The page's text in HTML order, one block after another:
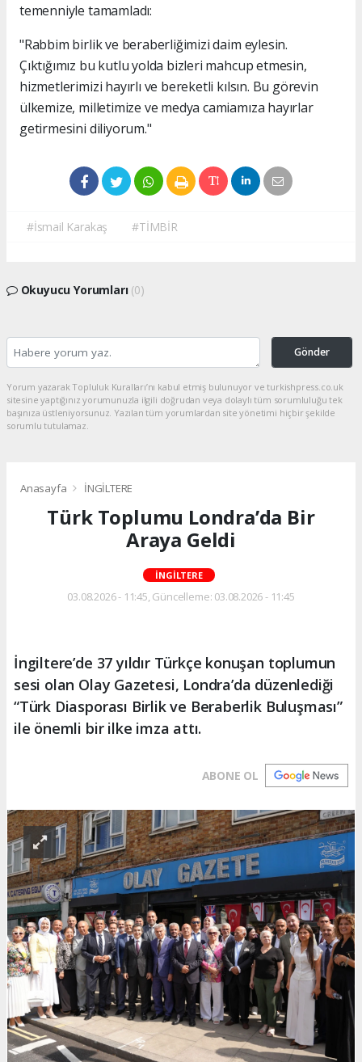
temenniyle tamamladı:
"Rabbim birlik ve beraberliğimizi daim eylesin.
Çıktığımız bu kutlu yolda bizleri mahcup etmesin,
hizmetlerimizi hayırlı ve bereketli kılsın. Bu görevin
ülkemize, milletimize ve medya camiamıza hayırlar
getirmesini diliyorum."
#İsmail Karakaş #TİMBİR
Okuyucu Yorumları (0)
Gönder
Yorum yazarak Topluluk Kuralları’nı kabul etmiş bulunuyor ve turkishpress.co.uk
sitesine yaptığınız yorumunuzla ilgili doğrudan veya dolaylı tüm sorumluluğu tek
başınıza üstleniyorsunuz. Yazılan tüm yorumlardan site yönetimi hiçbir şekilde
sorumlu tutulamaz.
Anasayfa İNGİLTERE
Türk Toplumu Londra’da Bir
Araya Geldi
İNGİLTERE
03.08.2026 - 11:45, Güncelleme: 03.08.2026 - 11:45
İngiltere’de 37 yıldır Türkçe konuşan toplumun
sesi olan Olay Gazetesi, Londra’da düzenlediği
“Türk Diasporası Birlik ve Beraberlik Buluşması”
ile önemli bir ilke imza attı.
ABONE OL